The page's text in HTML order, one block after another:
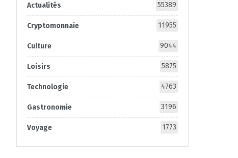
Actualités 55389
Cryptomonnaie 11955
Culture 9044
Loisirs 5875
Technologie 4763
Gastronomie 3196
Voyage 1773